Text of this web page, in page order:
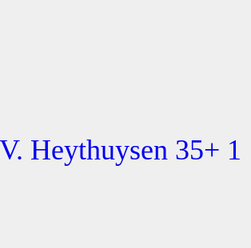
Heythuysen 35+ 1